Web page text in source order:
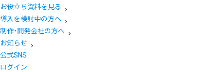
お役立ち資料を見る
導入を検討中の方へ
制作・開発会社の方へ
お知らせ
公式SNS
ログイン